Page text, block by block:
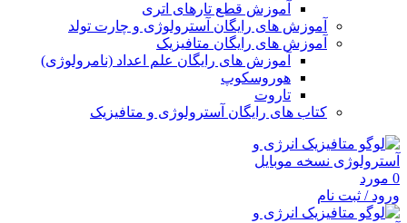
آموزش قطع تارهای اتری
آموزش های رایگان آسترولوژی و چارت تولد
آموزش های رایگان متافیزیک
آموزش های رایگان علم اعداد (نامرولوژی)
هوروسکوپ
تاروت
کتاب های رایگان آسترولوژی و متافیزیک
0 مورد
ورود / ثبت نام